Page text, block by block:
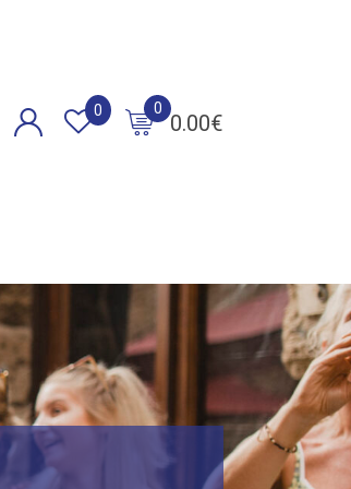
0.00€
0
0